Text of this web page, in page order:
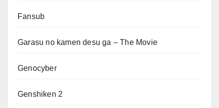
Fansub
Garasu no kamen desu ga – The Movie
Genocyber
Genshiken 2